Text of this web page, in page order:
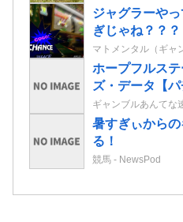
ジャグラーや
ぎじゃね？？？
マトメンタル（ギャ
ホープフルス
ズ・データ【パ
ギャンブルあんてな
暑すぎぃから
る！
競馬 - NewsPod